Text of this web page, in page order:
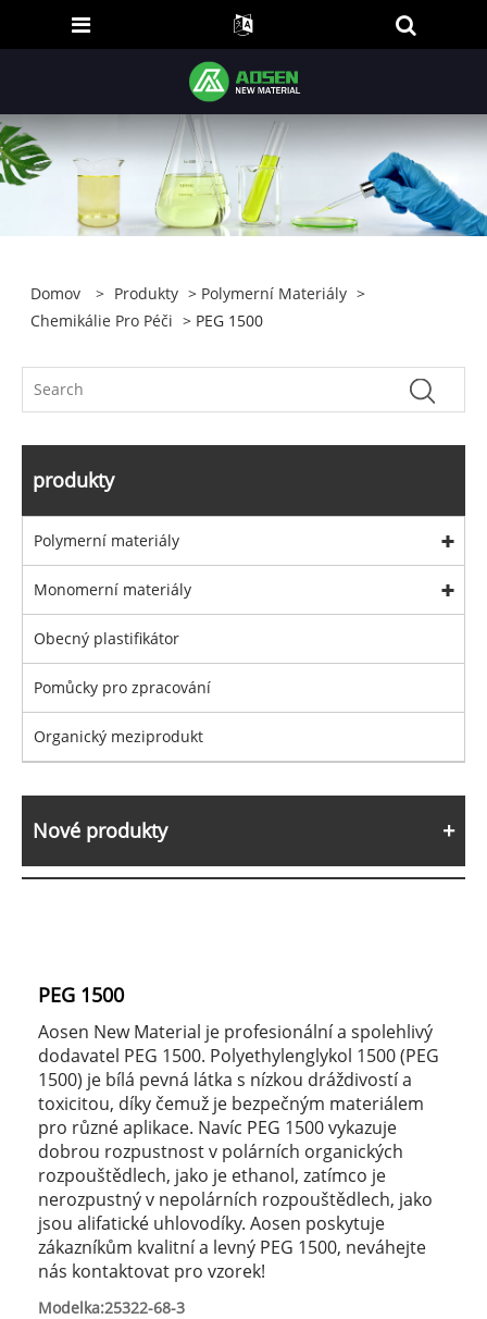
Domov > Produkty > Polymerní Materiály >
Chemikálie Pro Péči > PEG 1500
produkty
Polymerní materiály
Monomerní materiály
Obecný plastifikátor
Pomůcky pro zpracování
Organický meziprodukt
Nové produkty
PEG 1500
Aosen New Material je profesionální a spolehlivý
dodavatel PEG 1500. Polyethylenglykol 1500 (PEG
1500) je bílá pevná látka s nízkou dráždivostí a
toxicitou, díky čemuž je bezpečným materiálem
pro různé aplikace. Navíc PEG 1500 vykazuje
dobrou rozpustnost v polárních organických
rozpouštědlech, jako je ethanol, zatímco je
nerozpustný v nepolárních rozpouštědlech, jako
jsou alifatické uhlovodíky. Aosen poskytuje
zákazníkům kvalitní a levný PEG 1500, neváhejte
nás kontaktovat pro vzorek!
Modelka:25322-68-3